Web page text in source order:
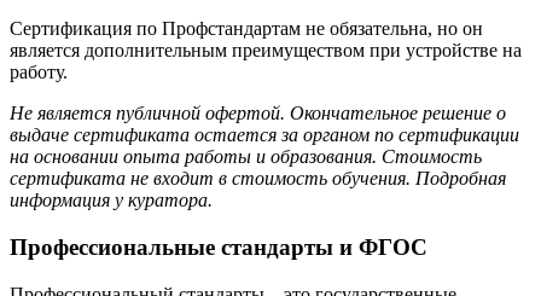
Сертификация по Профстандартам не обязательна, но он
является дополнительным преимуществом при устройстве на
работу.
Не является публичной офертой. Окончательное решение о
выдаче сертификата остается за органом по сертификации
на основании опыта работы и образования. Стоимость
сертификата не входит в стоимость обучения. Подробная
информация у куратора.
Профессиональные стандарты и ФГОС